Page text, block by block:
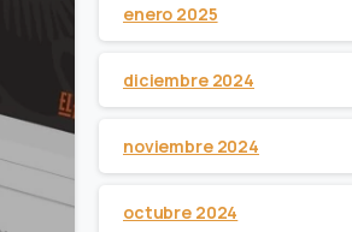
enero 2025
diciembre 2024
noviembre 2024
octubre 2024